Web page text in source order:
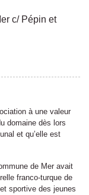
c/ Pépin et
à une valeur
domaine dès lors
et qu’elle est
de Mer avait
franco-turque de
sportive des jeunes